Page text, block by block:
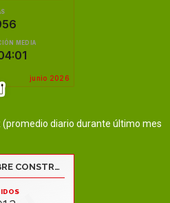
(promedio diario durante último mes